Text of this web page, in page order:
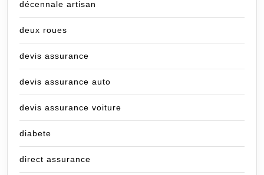
décennale artisan
deux roues
devis assurance
devis assurance auto
devis assurance voiture
diabete
direct assurance